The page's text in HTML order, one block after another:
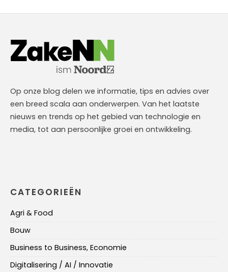
Op onze blog delen we informatie, tips en advies over
een breed scala aan onderwerpen. Van het laatste
nieuws en trends op het gebied van technologie en
media, tot aan persoonlijke groei en ontwikkeling.
CATEGORIEËN
Agri & Food
Bouw
Business to Business, Economie
Digitalisering / AI / Innovatie